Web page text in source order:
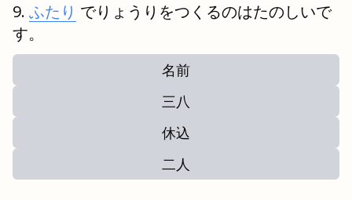
ふたり でりょうりをつくるのはたのしいで
す。
名前
三八
休込
二人